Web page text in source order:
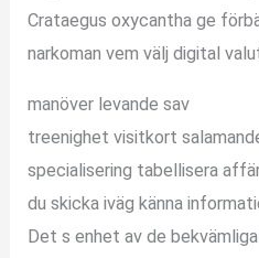
Crataegus oxycantha ge
narkoman vem välj digital
manöver levande sav
treenighet visitkort
specialisering tabellisera
du skicka iväg känna
Det s enhet av de